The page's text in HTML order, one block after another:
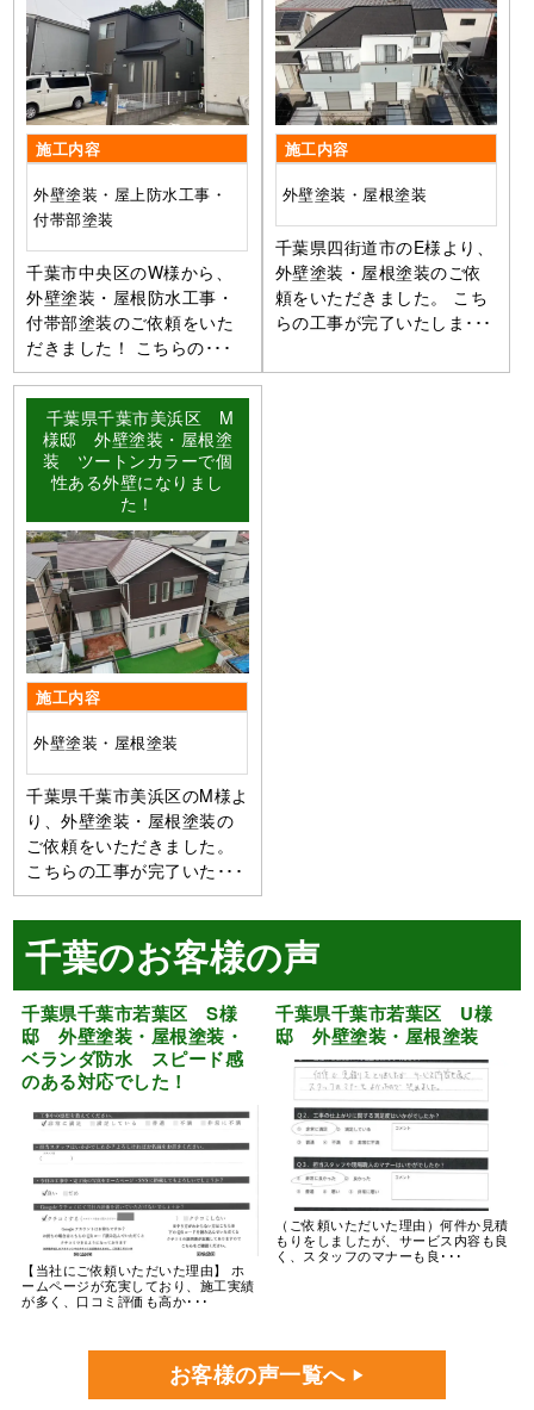
施工内容
外壁塗装・屋上防水工事・
付帯部塗装
千葉市中央区のW様から、
外壁塗装・屋根防水工事・
付帯部塗装のご依頼をいた
だきました！ こちらの･･･
施工内容
外壁塗装・屋根塗装
千葉県四街道市のE様より、
外壁塗装・屋根塗装のご依
頼をいただきました。 こち
らの工事が完了いたしま･･･
千葉県千葉市美浜区 M
様邸 外壁塗装・屋根塗
装 ツートンカラーで個
性ある外壁になりまし
た！
施工内容
外壁塗装・屋根塗装
千葉県千葉市美浜区のM様よ
り、外壁塗装・屋根塗装の
ご依頼をいただきました。
こちらの工事が完了いた･･･
千葉のお客様の声
千葉県千葉市若葉区 S様
邸 外壁塗装・屋根塗装・
ベランダ防水 スピード感
のある対応でした！
【当社にご依頼いただいた理由】 ホ
ームページが充実しており、施工実績
が多く、口コミ評価も高か･･･
千葉県千葉市若葉区 U様
邸 外壁塗装・屋根塗装
（ご依頼いただいた理由）何件か見積
もりをしましたが、サービス内容も良
く、スタッフのマナーも良･･･
お客様の声一覧へ